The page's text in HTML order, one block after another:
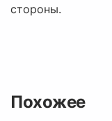
стороны.
Похожее